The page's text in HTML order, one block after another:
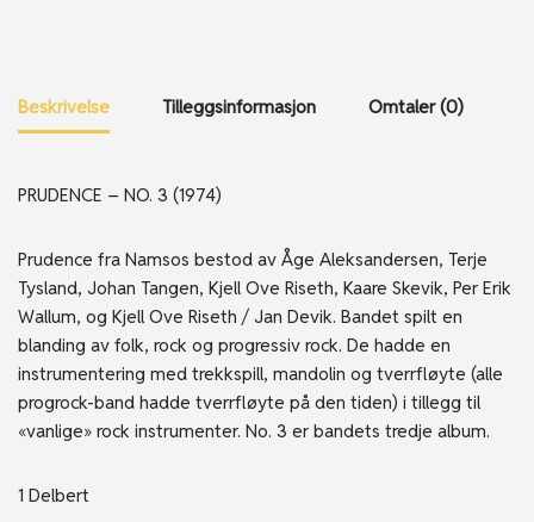
Beskrivelse Tilleggsinformasjon Omtaler (0)
PRUDENCE – NO. 3 (1974)
Prudence fra Namsos bestod av Åge Aleksandersen, Terje
Tysland, Johan Tangen, Kjell Ove Riseth, Kaare Skevik, Per Erik
Wallum, og Kjell Ove Riseth / Jan Devik. Bandet spilt en
blanding av folk, rock og progressiv rock. De hadde en
instrumentering med trekkspill, mandolin og tverrfløyte (alle
progrock-band hadde tverrfløyte på den tiden) i tillegg til
«vanlige» rock instrumenter. No. 3 er bandets tredje album.
1 Delbert